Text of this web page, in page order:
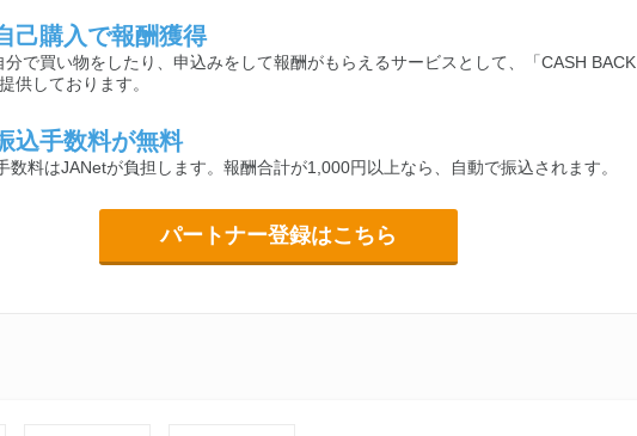
己購入で報酬獲得
分で買い物をしたり、申込みをして報酬がもらえるサービスとして、「CASH BACK
供しております。
込手数料が無料
数料はJANetが負担します。報酬合計が1,000円以上なら、自動で振込されます。
パートナー登録はこちら